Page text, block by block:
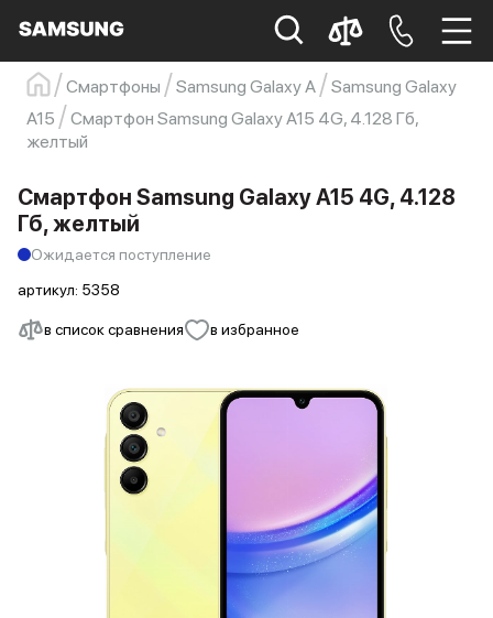
Samsung Смартфон s23
s23 ultra
Galaxy S22
Смартфоны Samsung Galaxy A
Samsung Galaxy
A15
Смартфон Samsung Galaxy A15 4G, 4.128 Гб,
желтый
в список сравнения в избранное
Смартфон Samsung Galaxy A15 4G, 4.128
Гб, желтый
Ожидается поступление
артикул: 5358